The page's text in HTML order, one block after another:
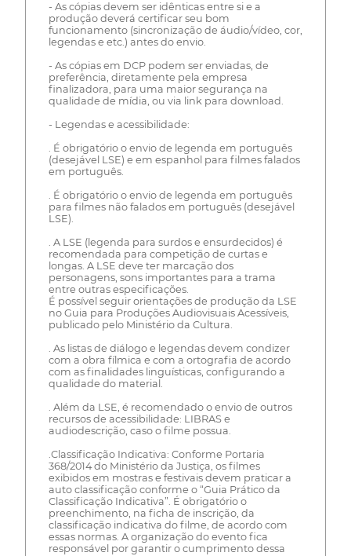
- As cópias devem ser idênticas entre si e a
produção deverá certificar seu bom
funcionamento (sincronização de áudio/vídeo, cor,
legendas e etc.) antes do envio.
- As cópias em DCP podem ser enviadas, de
preferência, diretamente pela empresa
finalizadora, para uma maior segurança na
qualidade de mídia, ou via link para download.
- Legendas e acessibilidade:
. É obrigatório o envio de legenda em português
(desejável LSE) e em espanhol para filmes falados
em português.
. É obrigatório o envio de legenda em português
para filmes não falados em português (desejável
LSE).
. A LSE (legenda para surdos e ensurdecidos) é
recomendada para competição de curtas e
longas. A LSE deve ter marcação dos
personagens, sons importantes para a trama
entre outras especificações.
É possível seguir orientações de produção da LSE
no Guia para Produções Audiovisuais Acessíveis,
publicado pelo Ministério da Cultura.
. As listas de diálogo e legendas devem condizer
com a obra fílmica e com a ortografia de acordo
com as finalidades linguísticas, configurando a
qualidade do material.
. Além da LSE, é recomendado o envio de outros
recursos de acessibilidade: LIBRAS e
audiodescrição, caso o filme possua.
.Classificação Indicativa: Conforme Portaria
368/2014 do Ministério da Justiça, os filmes
exibidos em mostras e festivais devem praticar a
auto classificação conforme o “Guia Prático da
Classificação Indicativa”. É obrigatório o
preenchimento, na ficha de inscrição, da
classificação indicativa do filme, de acordo com
essas normas. A organização do evento fica
responsável por garantir o cumprimento dessa